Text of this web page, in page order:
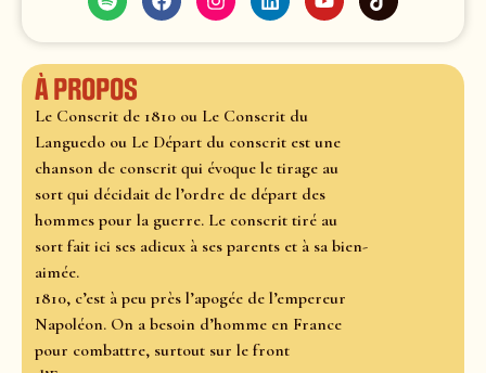
À propos
Le Conscrit de 1810 ou Le Conscrit du
Languedo ou Le Départ du conscrit est une
chanson de conscrit qui évoque le tirage au
sort qui décidait de l’ordre de départ des
hommes pour la guerre. Le conscrit tiré au
sort fait ici ses adieux à ses parents et à sa bien-
aimée.
1810, c’est à peu près l’apogée de l’empereur
Napoléon. On a besoin d’homme en France
pour combattre, surtout sur le front